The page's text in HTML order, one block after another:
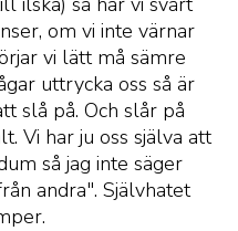
om vi inte värnar
vi lätt må sämre
uttrycka oss så är
slå på. Och slår på
Vi har ju oss själva att
så jag inte säger
andra". Självhatet